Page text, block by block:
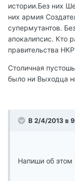
истории.Без них
них армия
супермутантов.
апокалипсис. Кто
правительства
Столичная
было ни Выходца
В 2/4/2013 в
Напиши об этом